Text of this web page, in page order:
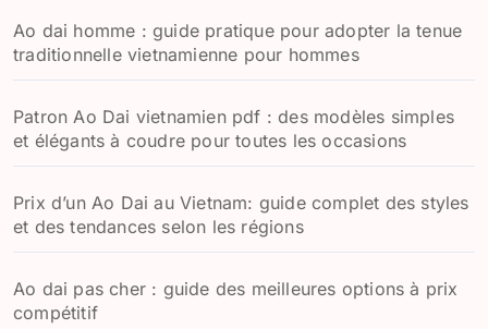
e
r
Ao dai homme : guide pratique pour adopter la tenue
traditionnelle vietnamienne pour hommes
Patron Ao Dai vietnamien pdf : des modèles simples
et élégants à coudre pour toutes les occasions
Prix d’un Ao Dai au Vietnam: guide complet des styles
et des tendances selon les régions
Ao dai pas cher : guide des meilleures options à prix
compétitif